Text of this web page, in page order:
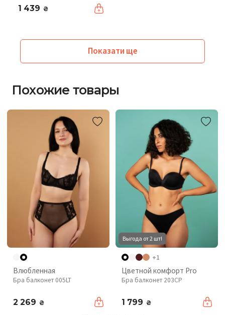
1 439 ₴
Показати ще
Похожие товары
Влюбленная
Бра балконет 005LT
2 269 ₴
Выгода от 2 шт!
+1
Цветной комфорт Pro
Бра балконет 203CP
1 799 ₴